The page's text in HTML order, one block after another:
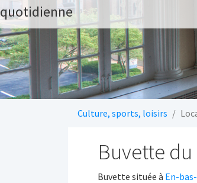
quotidienne
Culture, sports, loisirs
Buvette
Buvette située à En-